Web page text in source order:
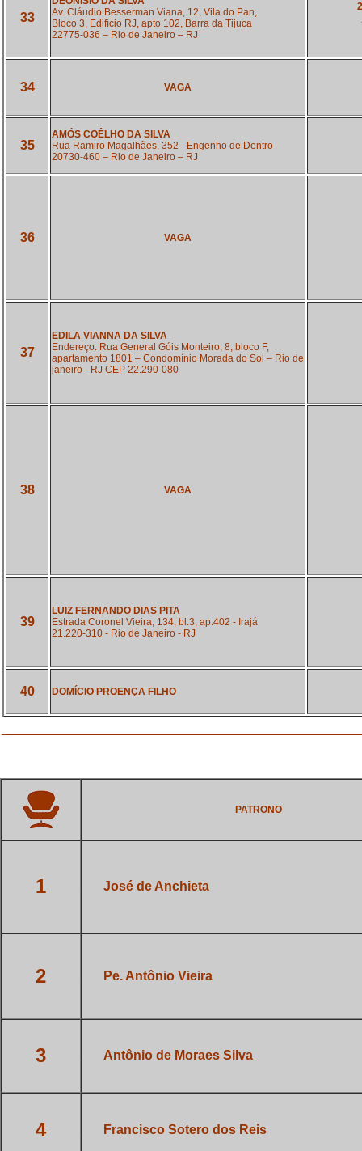
33
Av. Cláudio Besserman Viana, 12, Vila do Pan,
Bloco 3, Edifício RJ, apto 102, Barra da Tijuca
22775-036 – Rio de Janeiro – RJ
34 VAGA
35
AMÓS COÊLHO DA SILVA
Rua Ramiro Magalhães, 352 - Engenho de Dentro
20730-460 – Rio de Janeiro – RJ
36 VAGA
37
EDILA VIANNA DA SILVA
Endereço: Rua General Góis Monteiro, 8, bloco F,
apartamento 1801 – Condomínio Morada do Sol – Rio de
janeiro –RJ CEP 22.290-080
38 VAGA
39
LUIZ FERNANDO DIAS PITA
Estrada Coronel Vieira, 134; bl.3, ap.402 - Irajá
21.220-310 - Rio de Janeiro - RJ
40 DOMÍCIO PROENÇA FILHO
PATRONO
1 José de Anchieta
2 Pe. Antônio Vieira
3 Antônio de Moraes Silva
4 Francisco Sotero dos Reis